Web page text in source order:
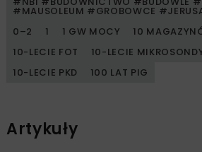
#MAUSOLEUM #GROBOWCE
0–2
1 1 GW MOCY
10
10-LECIE FOT
10-LECIE
10-LECIE PKD
100 LAT PIG
Artykuły